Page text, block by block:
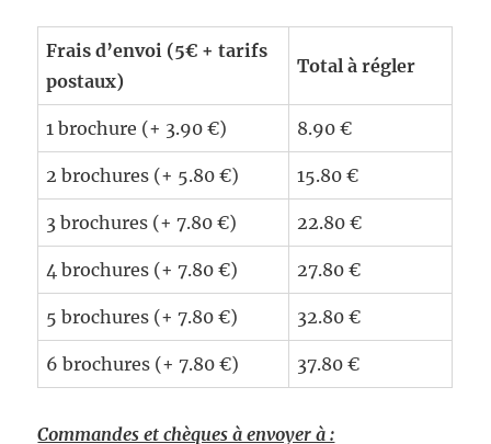
Frais d’envoi (5€ + tarifs
postaux)
Total à régler
1 brochure (+ 3.90 €) 8.90 €
2 brochures (+ 5.80 €) 15.80 €
3 brochures (+ 7.80 €) 22.80 €
4 brochures (+ 7.80 €) 27.80 €
5 brochures (+ 7.80 €) 32.80 €
6 brochures (+ 7.80 €) 37.80 €
Commandes et chèques à envoyer à :